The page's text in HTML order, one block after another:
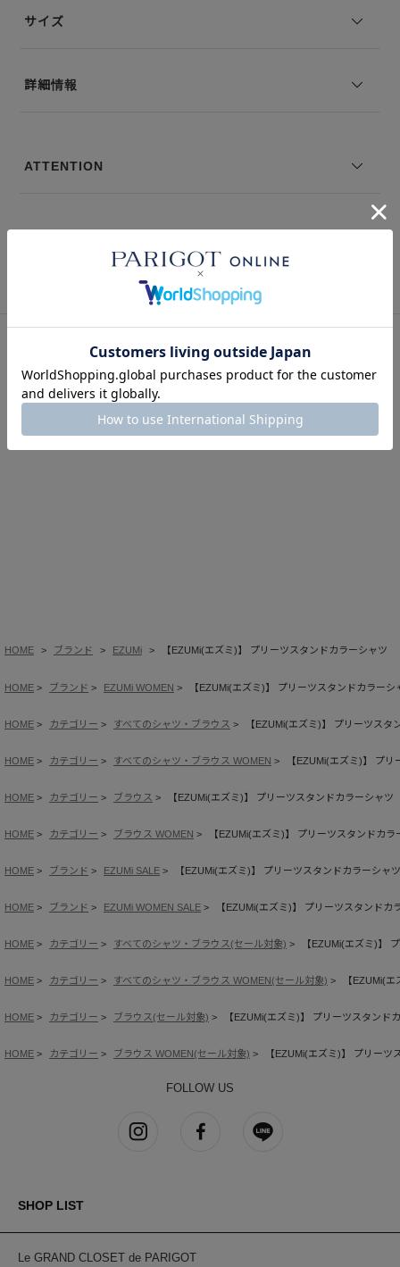
裏地の有無：なし
ご了承ください。
※サイズ表記は弊社規定によるものを表示しております。
サイズ
詳細情報
ATTENTION
このアイテムを見た人はこの商品もチェックしています
HOME ブランド EZUMi 【EZUMi(エズミ)】 プリーツスタンドカラーシャツ
HOME ブランド EZUMi WOMEN 【EZUMi(エズミ)】 プリーツスタンドカラーシ
HOME カテゴリー すべてのシャツ・ブラウス 【EZUMi(エズミ)】 プリーツスタ
HOME カテゴリー すべてのシャツ・ブラウス WOMEN 【EZUMi(エズミ)】 プ
HOME カテゴリー ブラウス 【EZUMi(エズミ)】 プリーツスタンドカラーシャツ
HOME カテゴリー ブラウス WOMEN 【EZUMi(エズミ)】 プリーツスタンドカラ
HOME ブランド EZUMi SALE 【EZUMi(エズミ)】 プリーツスタンドカラーシャツ
HOME ブランド EZUMi WOMEN SALE 【EZUMi(エズミ)】 プリーツスタンドカ
HOME カテゴリー すべてのシャツ・ブラウス(セール対象) 【EZUMi(エズミ)】
HOME カテゴリー すべてのシャツ・ブラウス WOMEN(セール対象) 【EZUMi(
HOME カテゴリー ブラウス(セール対象) 【EZUMi(エズミ)】 プリーツスタンド
HOME カテゴリー ブラウス WOMEN(セール対象) 【EZUMi(エズミ)】 プリーツ
FOLLOW US
SHOP LIST
Le GRAND CLOSET de PARIGOT